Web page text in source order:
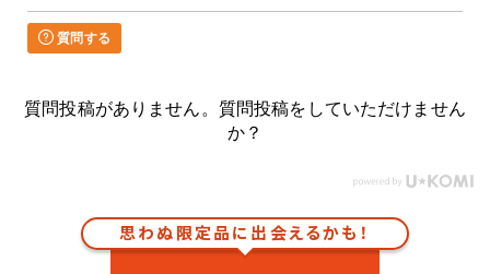
質問する
質問投稿がありません。質問投稿をしていただけません
か？
思わぬ限定品に出会えるかも！